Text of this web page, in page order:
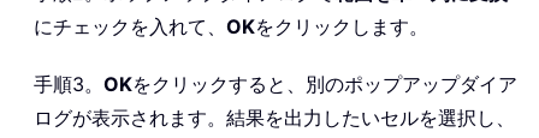
にチェックを入れて、 OKをクリックします。
手順3。 OKをクリックすると、別のポップアップダイア
ログが表示されます。結果を出力したいセルを選択し、